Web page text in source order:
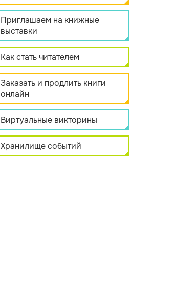
Приглашаем на книжные
выставки
Как стать читателем
Заказать и продлить книги
онлайн
Виртуальные викторины
Хранилище событий